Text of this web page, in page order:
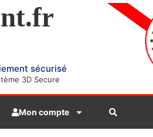
sécurisé
3D Secure
Mon compte